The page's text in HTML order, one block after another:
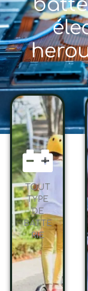
TOUT
TYPE
DE
BATTE
RIE